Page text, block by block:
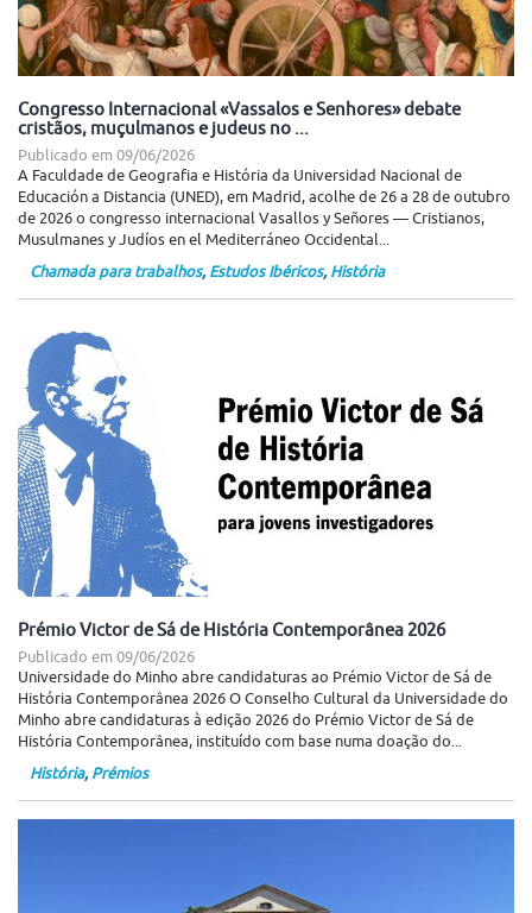
Congresso Internacional «Vassalos e Senhores» debate
cristãos, muçulmanos e judeus no ...
Publicado em 09/06/2026
A Faculdade de Geografia e História da Universidad Nacional de
Educación a Distancia (UNED), em Madrid, acolhe de 26 a 28 de outubro
de 2026 o congresso internacional Vasallos y Señores — Cristianos,
Musulmanes y Judíos en el Mediterráneo Occidental...
Chamada para trabalhos, Estudos Ibéricos, História
Prémio Victor de Sá de História Contemporânea 2026
Publicado em 09/06/2026
Universidade do Minho abre candidaturas ao Prémio Victor de Sá de
História Contemporânea 2026 O Conselho Cultural da Universidade do
Minho abre candidaturas à edição 2026 do Prémio Victor de Sá de
História Contemporânea, instituído com base numa doação do...
História, Prémios